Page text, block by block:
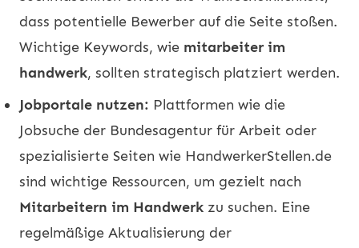
dass potentielle Bewerber auf die Seite stoßen.
Wichtige Keywords, wie mitarbeiter im
handwerk, sollten strategisch platziert werden.
Jobportale nutzen: Plattformen wie die
Jobsuche der Bundesagentur für Arbeit oder
spezialisierte Seiten wie HandwerkerStellen.de
sind wichtige Ressourcen, um gezielt nach
Mitarbeitern im Handwerk zu suchen. Eine
regelmäßige Aktualisierung der